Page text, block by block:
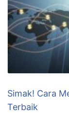
Simak! Cara
Terbaik